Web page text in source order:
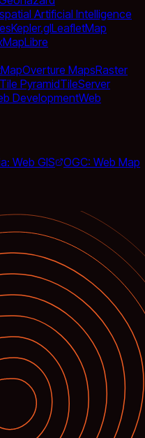
Artificial Intelligence
Kepler.glLeafletMap
MapLibre
Overture MapsRaster
Tile PyramidTileServer
DevelopmentWeb
Web GIS
OGC: Web Map